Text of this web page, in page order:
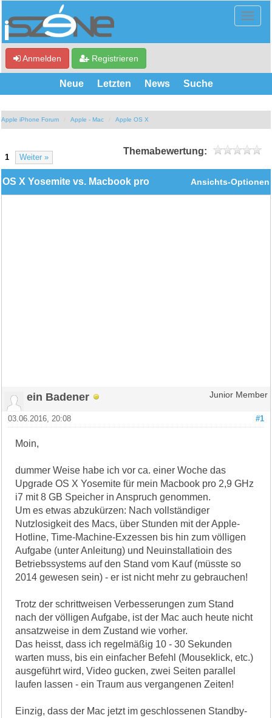
Anmelden Registrieren
Neue Letzten News Suche
Apple iPhone Forum Apple - Mac Apple OS X
1 Weiter »
Themabewertung:
Ansichts-Optionen
OS X Yosemite vs. Macbook pro
ein Badener Junior Member
#1
03.06.2016, 20:08
Moin,
dummer Weise habe ich vor ca. einer Woche das
Upgrade OS X Yosemite für mein Macbook pro 2,9 GHz
i7 mit 8 GB Speicher in Anspruch genommen.
Um es etwas abzukürzen: Nach vollständiger
Nutzlosigkeit des Macs, über Stunden mit der Apple-
Hotline, Time-Machine-Exzessen bis hin zum völligen
Aufgabe (unter Anleitung) und Neuinstallatioin des
Betriebssystems auf den Stand vom Kauf (müsste so
2014 gewesen sein) - er ist nicht mehr zu gebrauchen!
Trotz der schrittweisen Verbesserungen zum Stand
nach der völligen Aufgabe, ist der Mac auch heute nicht
ansatzweise in dem Zustand wie vorher.
Das heisst, dass ich regelmäßig 10 - 30 Sekunden
warten muss, bis ein einfacher Befehl (Mouseklick, etc.)
ausgeführt wird, Video gucken, zwei Seiten parallel
laufen lassen - ein Traum aus vergangenen Zeiten!
Einzig, dass der Mac jetzt im geschlossenen Standby-